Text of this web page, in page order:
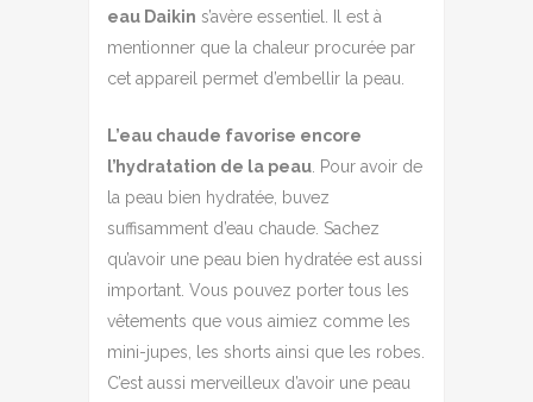
eau Daikin s’avère essentiel. Il est à
mentionner que la chaleur procurée par
cet appareil permet d’embellir la peau.
L’eau chaude favorise encore
l’hydratation de la peau . Pour avoir de
la peau bien hydratée, buvez
suffisamment d’eau chaude. Sachez
qu’avoir une peau bien hydratée est aussi
important. Vous pouvez porter tous les
vêtements que vous aimiez comme les
mini-jupes, les shorts ainsi que les robes.
C’est aussi merveilleux d’avoir une peau